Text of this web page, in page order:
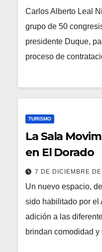
Carlos Alberto Leal
grupo de 50
presidente Duque,
proceso de
TURISMO
La Sala
en El Dorado
7 DE DICIEMBRE
Un nuevo espacio,
sido habilitado por el
adición a las
brindan comodidad